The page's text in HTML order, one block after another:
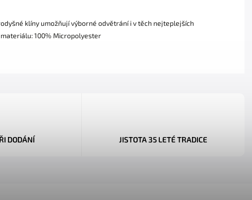
klíny umožňují výborné odvětrání i v těch nejteplejších
100% Micropolyester
DODÁNÍ JISTOTA 35 LETÉ TRADICE